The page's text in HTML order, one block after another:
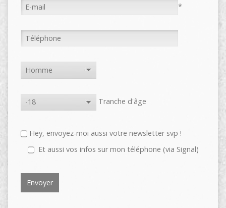
*
Tranche d'âge
Hey, envoyez-moi aussi votre newsletter svp !
Et aussi vos infos sur mon téléphone (via Signal)